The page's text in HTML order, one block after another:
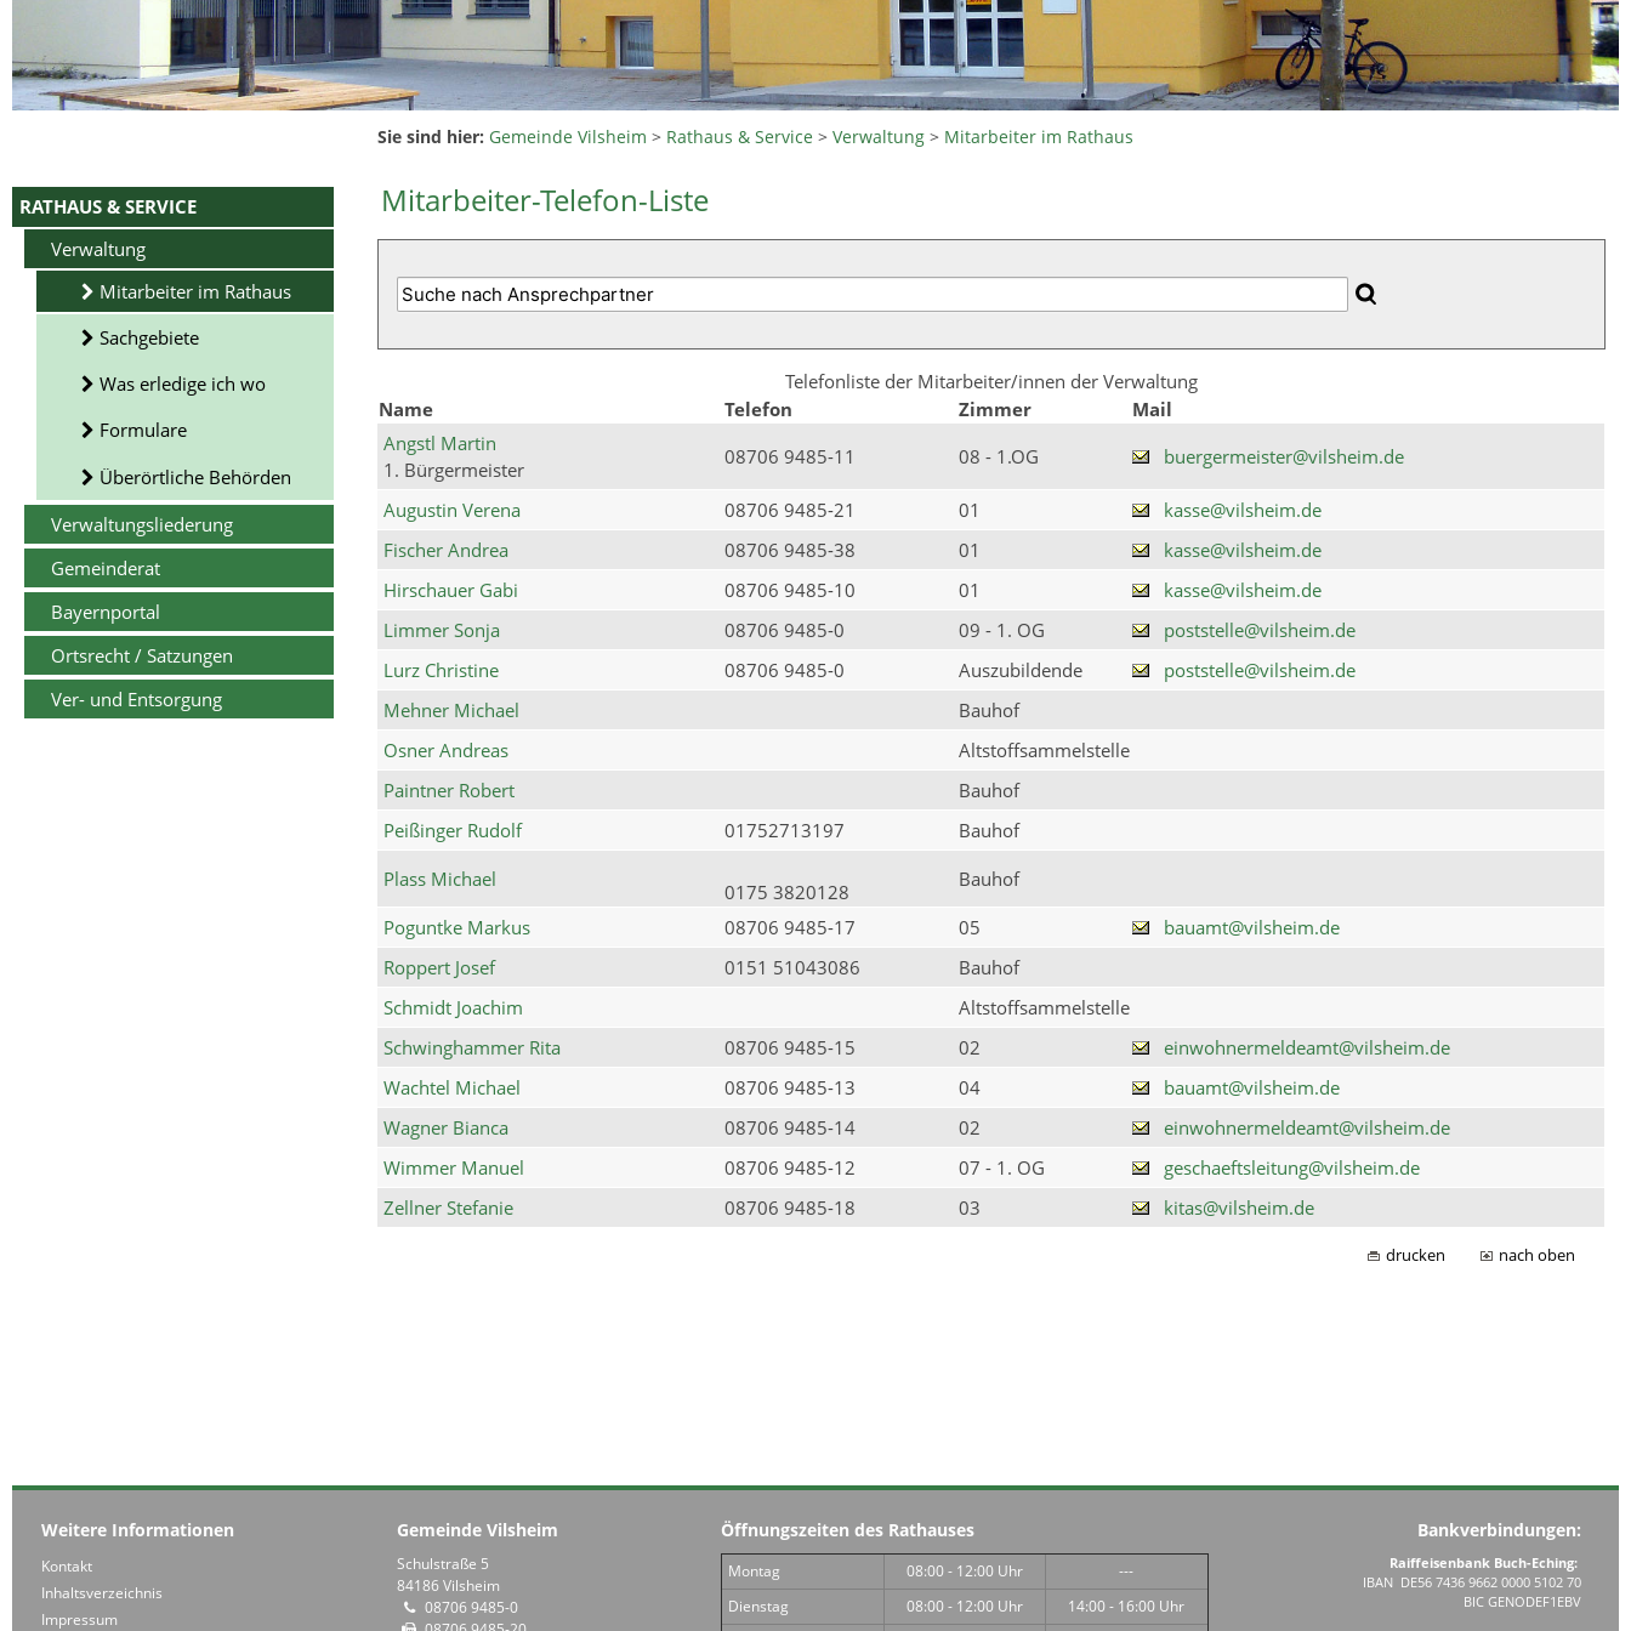
RATHAUS & SERVICE
Verwaltung
Mitarbeiter im Rathaus
Sachgebiete
Was erledige ich wo
Formulare
Überörtliche Behörden
Verwaltungsliederung
Gemeinderat
Bayernportal
Ortsrecht / Satzungen
Ver- und Entsorgung
Sie sind hier: Gemeinde Vilsheim > Rathaus & Service >Verwaltung > Mitarbeiter im Rathaus
Mitarbeiter-Telefon-Liste
Telefonliste der Mitarbeiter/innen der Verwaltung
Name
Telefon Zimmer
Mail
Angstl Martin
1. Bürgermeister
08706 9485-11 08 - 1.OG buergermeister@vilsheim.de
Augustin Verena 08706 9485-21 01
kasse@vilsheim.de
Fischer Andrea
08706 9485-38 01
kasse@vilsheim.de
Hirschauer Gabi
08706 9485-10 01
kasse@vilsheim.de
Limmer Sonja
08706 9485-0 09 - 1. OG
poststelle@vilsheim.de
Lurz Christine
08706 9485-0 Auszubildende
poststelle@vilsheim.de
Mehner Michael
Bauhof
Osner Andreas
Altstoffsammelstelle
Paintner Robert
Bauhof
Peißinger Rudolf
01752713197
Bauhof
Plass Michael
0175 3820128
Bauhof
Poguntke Markus
08706 9485-17 05
bauamt@vilsheim.de
Roppert Josef
0151 51043086
Bauhof
Schmidt Joachim
Altstoffsammelstelle
Schwinghammer Rita
08706 9485-15 02
einwohnermeldeamt@vilsheim.de
Wachtel Michael
08706 9485-13 04
bauamt@vilsheim.de
Wagner Bianca
08706 9485-14 02
einwohnermeldeamt@vilsheim.de
Wimmer Manuel
08706 9485-12 07 - 1. OG
geschaeftsleitung@vilsheim.de
Zellner Stefanie
08706 9485-18 03 kitas@vilsheim.de
drucken nach oben
Weitere Informationen
Kontakt
Inhaltsverzeichnis
Impressum
Gemeinde Vilsheim
Schulstraße 5
84186 Vilsheim
08706 9485-0
Öffnungszeiten des Rathauses
Montag 08:00 - 12:00 Uhr
---
Dienstag
08:00 - 12:00 Uhr
14:00 - 16:00 Uhr
Bankverbindungen:
Raiffeisenbank Buch-Eching:
IBAN DE56 7436 9662 0000 5102 70
BIC GENODEF1EBV